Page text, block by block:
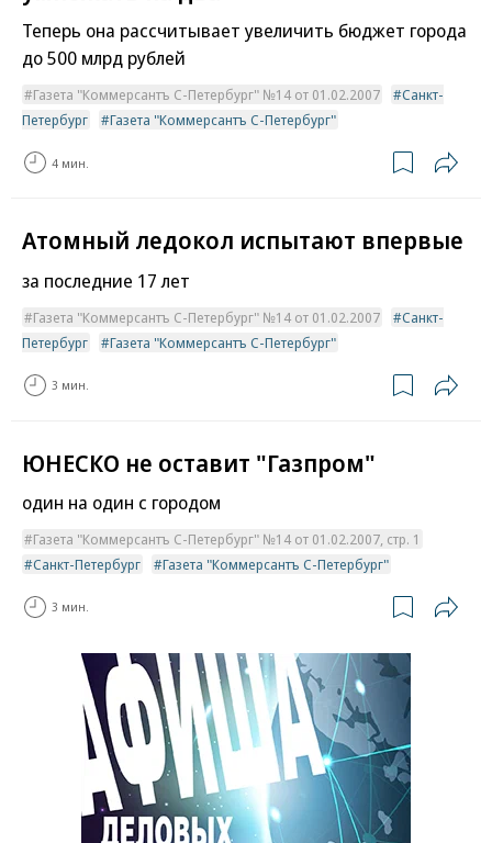
Теперь она рассчитывает увеличить бюджет города
до 500 млрд рублей
Газета "Коммерсантъ С-Петербург" №14 от 01.02.2007
Санкт-
Петербург
Газета "Коммерсантъ С-Петербург"
4 мин.
Атомный ледокол испытают впервые
за последние 17 лет
Газета "Коммерсантъ С-Петербург" №14 от 01.02.2007
Санкт-
Петербург
Газета "Коммерсантъ С-Петербург"
3 мин.
ЮНЕСКО не оставит "Газпром"
один на один с городом
Газета "Коммерсантъ С-Петербург" №14 от 01.02.2007, стр. 1
Санкт-Петербург
Газета "Коммерсантъ С-Петербург"
3 мин.